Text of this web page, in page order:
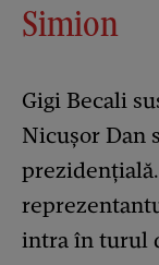
Simion
Gigi Becali
Nicușor Dan
intra în turul